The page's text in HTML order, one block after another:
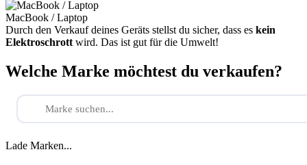
MacBook / Laptop
Durch den Verkauf deines Geräts stellst du sicher, dass es kein
Elektroschrott wird. Das ist gut für die Umwelt!
Welche Marke möchtest du verkaufen?
Lade Marken...